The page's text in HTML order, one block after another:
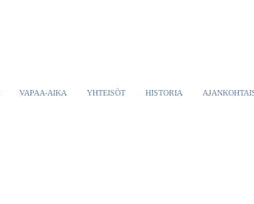
VAPAA-AIKA YHTEISÖT HISTORIA